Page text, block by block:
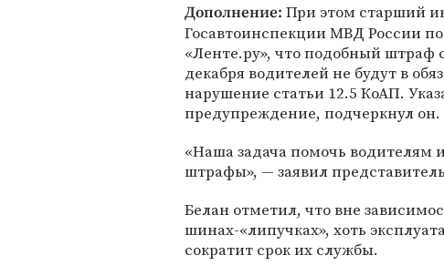
Дополнение: При этом старший
Госавтоинспекции МВД России
«Ленте.ру», что подобный штраф
декабря водителей не будут в
нарушение статьи 12.5 КоАП.
предупреждение, подчеркнул он.
«Наша задача помочь водителям
штрафы», — заявил
Белан отметил, что вне
шинах-«липучках», хоть
сократит срок их службы.